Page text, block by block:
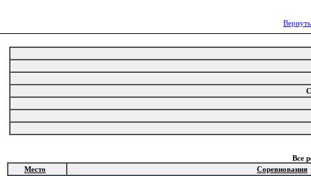
Все
Место
Соревнования